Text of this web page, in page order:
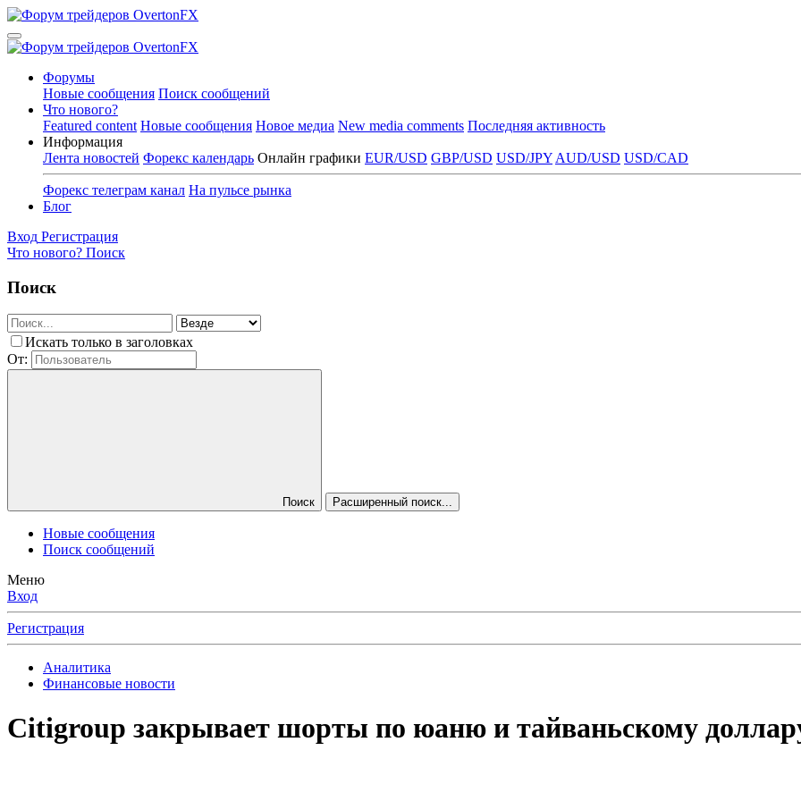
Форумы
Новые сообщения Поиск сообщений
Что нового?
Featured content Новые сообщения Новое медиа New media comments Последняя активность
Информация
Лента новостей Форекс календарь Онлайн графики EUR/USD GBP/USD USD/JPY AUD/USD USD/CAD
Форекс телеграм канал На пульсе рынка
Блог
Вход Регистрация
Что нового? Поиск
Поиск
Искать только в заголовках
От:
Поиск Расширенный поиск...
Новые сообщения
Поиск сообщений
Меню
Вход
Регистрация
Аналитика
Финансовые новости
Citigroup закрывает шорты по юаню и тайваньскому